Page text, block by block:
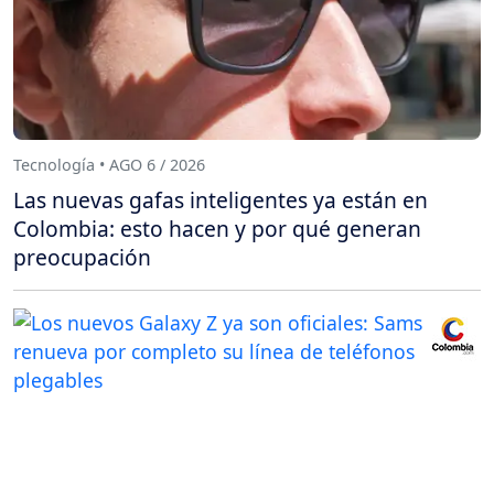
Tecnología • AGO 6 / 2026
Las nuevas gafas inteligentes ya están en
Colombia: esto hacen y por qué generan
preocupación